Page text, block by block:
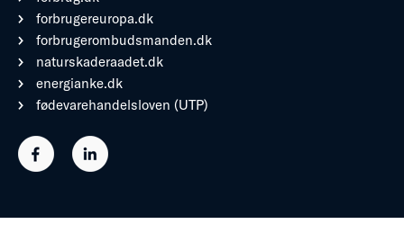
forbrugereuropa.dk
forbrugerombudsmanden.dk
naturskaderaadet.dk
energianke.dk
fødevarehandelsloven (UTP)